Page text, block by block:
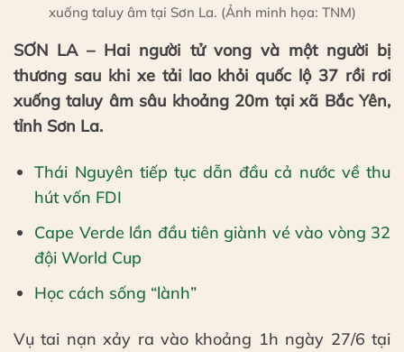
xuống taluy âm tại Sơn La. (Ảnh minh họa: TNM)
SƠN LA – Hai người tử vong và một người bị
thương sau khi xe tải lao khỏi quốc lộ 37 rồi rơi
xuống taluy âm sâu khoảng 20m tại xã Bắc Yên,
tỉnh Sơn La.
Thái Nguyên tiếp tục dẫn đầu cả nước về thu
hút vốn FDI
Cape Verde lần đầu tiên giành vé vào vòng 32
đội World Cup
Học cách sống “lành”
Vụ tai nạn xảy ra vào khoảng 1h ngày 27/6 tại